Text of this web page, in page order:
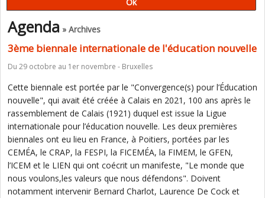
Agenda » Archives
3ème biennale internationale de l'éducation nouvelle
Du 29 octobre au 1er novembre - Bruxelles
Cette biennale est portée par le "Convergence(s) pour l’Éducation
nouvelle", qui avait été créée à Calais en 2021, 100 ans après le
rassemblement de Calais (1921) duquel est issue la Ligue
internationale pour l’éducation nouvelle. Les deux premières
biennales ont eu lieu en France, à Poitiers, portées par les
CEMÉA, le CRAP, la FESPI, la FICEMÉA, la FIMEM, le GFEN,
l’ICEM et le LIEN qui ont coécrit un manifeste, "Le monde que
nous voulons,les valeurs que nous défendons". Doivent
notamment intervenir Bernard Charlot, Laurence De Cock et